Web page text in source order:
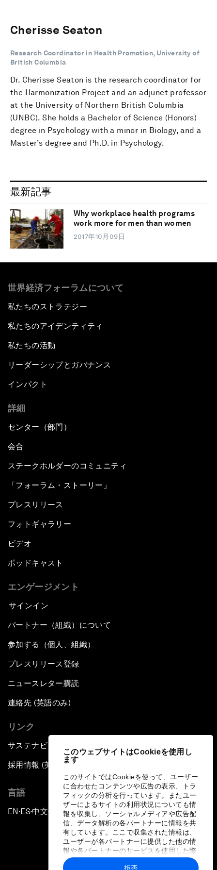
このウェブサイトはCookieを使用し
ます
このサイトではCookieを使って、ユーザー
に合わせたコンテンツや広告の表示、トラ
フィックの分析を行っています。またユー
ザーによるサイトの利用状況についても情
報を収集し、ソーシャルメディアや広告配
信、データ解析の各パートナーに情報を共
有しています。ここで収集された情報は、
ユーザーが各パートナーに提供した他の情
報や各パートナーのサービスを使用した際
に収集された情報と組み合わされ、各パー
拒否
Cherisse Seaton
Research Coordinator in Health Promotion, University of
British Columbia
Dr. Cherisse Seaton is the research coordinator for
the Harmonization Project and an adjunct professor
at the University of Northern British Columbia
(UNBC). She holds a Bachelor of Science (Honors)
degree in Psychology with a minor in Biology, and a
Master’s degree and Ph.D. in Psychology.
最新記事
Why workplace health programs
work more for men than women
2017年10月09日
世界経済フォーラムについて
私たちのストラテジー
私たちのアイデンティティ
私たちの活動
リーダーシップとガバナンス
インパクト
詳細
センター（部門）
会合
ステークホルダーのコミュニティ
「フォーラム・ストーリー」
プレスリリース
フォトギャラリー
ビデオ
ポッドキャスト
エンゲージメント
サインイン
パートナー（組織）について
参加する（個人、組織）
プレスリリース登録
ニュースレター購読
連絡先 (英語のみ)
リンク
サステナビリティへの取り組み
採用情報 (英語のみ)
言語
EN ▪ES▪中文▪ 日本語